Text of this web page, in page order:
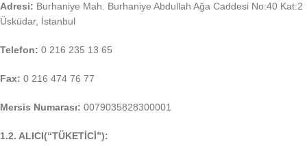
Adresi: Burhaniye Mah. Burhaniye Abdullah Ağa Caddesi No:40 Kat:2
Üsküdar, İstanbul
Telefon: 0 216 235 13 65
Fax: 0 216 474 76 77
Mersis Numarası: 0079035828300001
1.2. ALICI(“TÜKETİCİ”):